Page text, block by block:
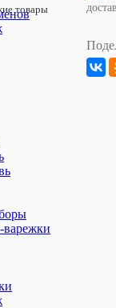
варежки
шляпа
(панама)
защитит